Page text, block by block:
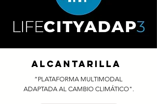
Alcantarilla
“PLATAFORMA MULTIMODAL
ADAPTADA AL CAMBIO CLIMÁTICO".